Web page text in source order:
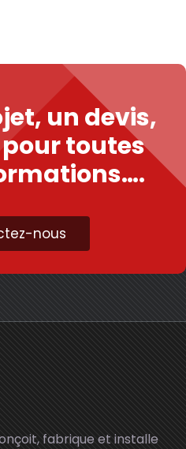
un devis,
pour toutes
nous
fabrique et installe